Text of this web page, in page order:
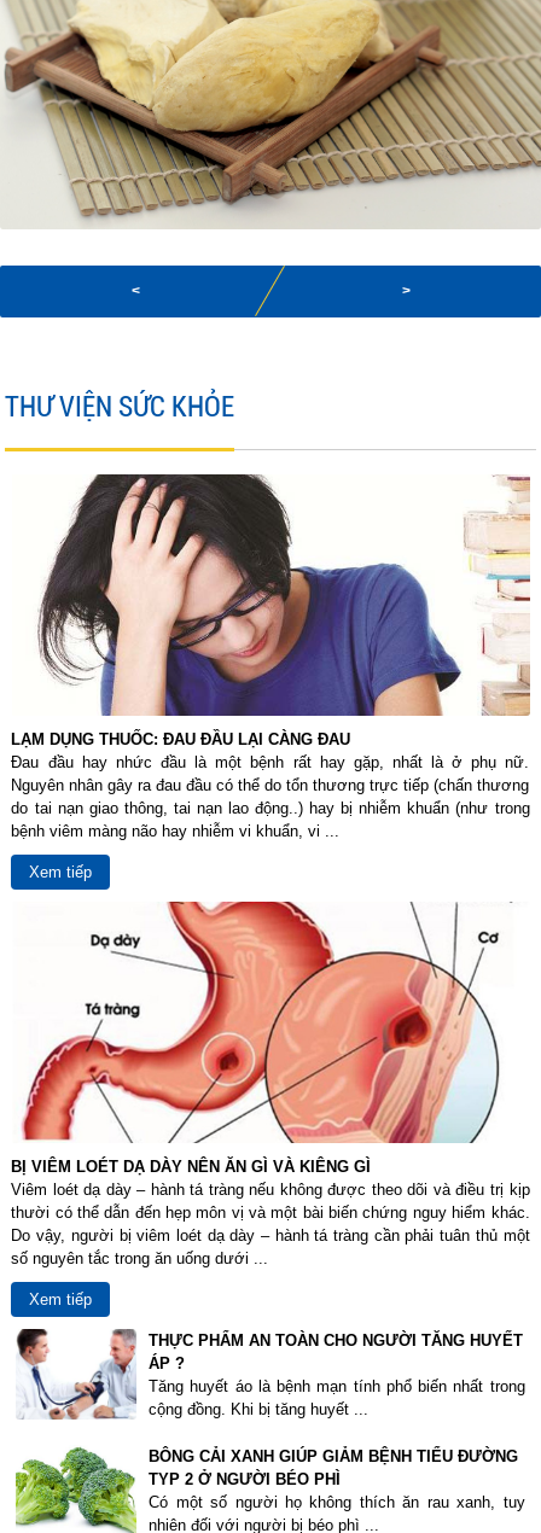
< >
THƯ VIỆN SỨC KHỎE
LẠM DỤNG THUỐC: ĐAU ĐẦU LẠI CÀNG ĐAU
Đau đầu hay nhức đầu là một bệnh rất hay gặp, nhất là ở phụ nữ.
Nguyên nhân gây ra đau đầu có thể do tổn thương trực tiếp (chấn thương
do tai nạn giao thông, tai nạn lao động..) hay bị nhiễm khuẩn (như trong
bệnh viêm màng não hay nhiễm vi khuẩn, vi ...
Xem tiếp
BỊ VIÊM LOÉT DẠ DÀY NÊN ĂN GÌ VÀ KIÊNG GÌ
Viêm loét dạ dày – hành tá tràng nếu không được theo dõi và điều trị kịp
thười có thể dẫn đến hẹp môn vị và một bài biến chứng nguy hiểm khác.
Do vậy, người bị viêm loét dạ dày – hành tá tràng cần phải tuân thủ một
số nguyên tắc trong ăn uống dưới ...
Xem tiếp
THỰC PHẨM AN TOÀN CHO NGƯỜI TĂNG HUYẾT
ÁP ?
Tăng huyết áo là bệnh mạn tính phổ biến nhất trong
cộng đồng. Khi bị tăng huyết ...
BÔNG CẢI XANH GIÚP GIẢM BỆNH TIỂU ĐƯỜNG
TYP 2 Ở NGƯỜI BÉO PHÌ
Có một số người họ không thích ăn rau xanh, tuy
nhiên đối với người bị béo phì ...